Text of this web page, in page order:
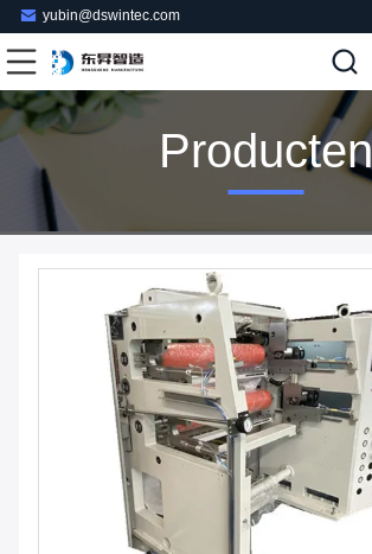
yubin@dswintec.com
Producten